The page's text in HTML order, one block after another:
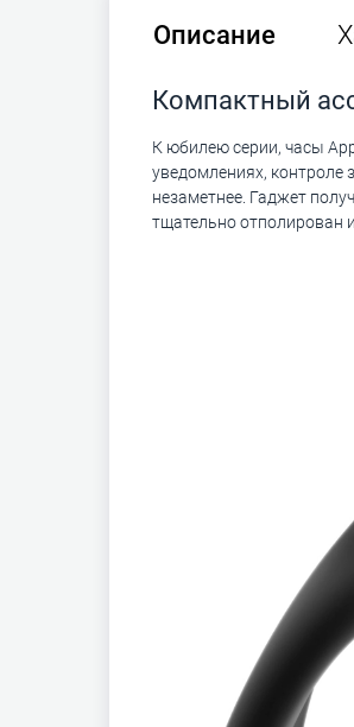
Описание
Компактный
К юбилею серии, часы
уведомлениях, контроле
незаметнее. Гаджет
тщательно отполирован